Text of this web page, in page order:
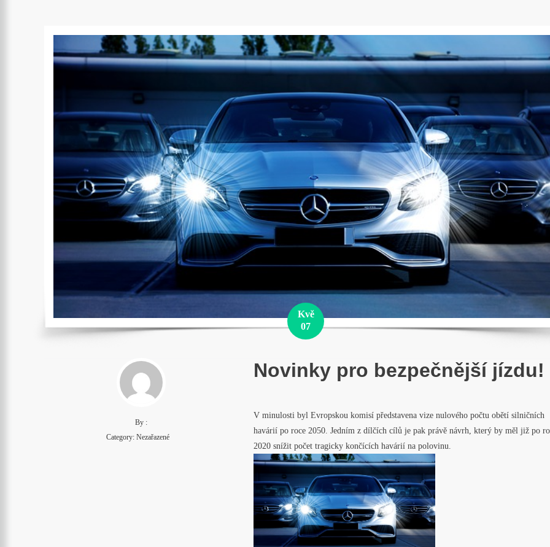
Kvě
07
Novinky pro bezpečnější jízdu!
V minulosti byl Evropskou komisí představena vize nulového počtu obětí silničních
havárií po roce 2050. Jedním z dílčích cílů je pak právě návrh, který by měl již po
2020 snížit počet tragicky končících havárií na polovinu.
By :
Category: Nezařazené